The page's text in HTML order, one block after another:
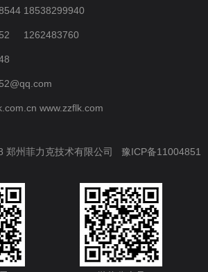
18538299940
1262483760
www.zzflk.com
郑州菲力克技术有限公司 豫ICP备11004851